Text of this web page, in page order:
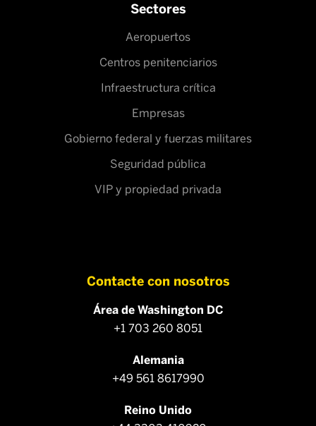
Sectores
Aeropuertos
Centros penitenciarios
Infraestructura crítica
Empresas
Gobierno federal y fuerzas militares
Seguridad pública
VIP y propiedad privada
Contacte con nosotros
Área de Washington DC
+1 703 260 8051
Alemania
+49 561 8617990
Reino Unido